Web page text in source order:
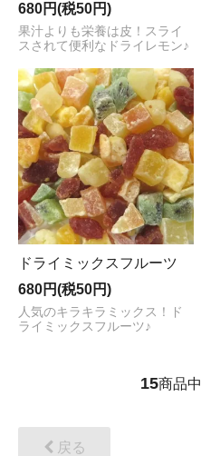
680円(税50円)
果汁よりも栄養は皮！スライ
スされて便利なドライレモン♪
ドライミックスフルーツ
680円(税50円)
人気のキラキラミックス！ド
ライミックスフルーツ♪
15商品中
戻る